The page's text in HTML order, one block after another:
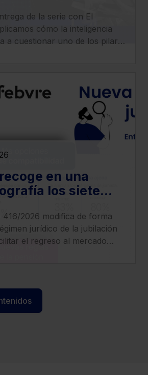
de la serie con El
cómo la inteligencia
a cuestionar uno de los pilares
en una
los siete
Real Decreto
416/2026 modifica de forma
jurídico de la jubilación
el regreso al mercado